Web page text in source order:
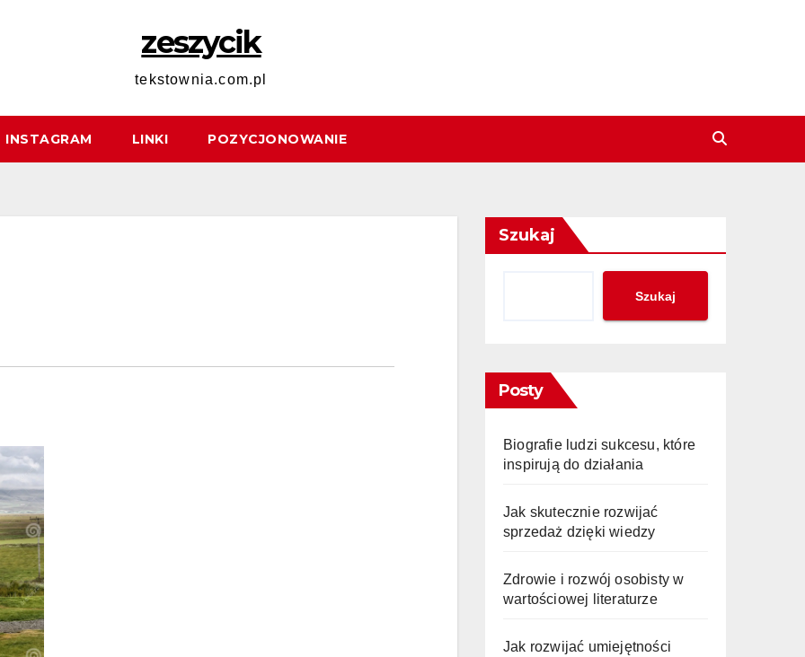
zeszycik
tekstownia.com.pl
INSTAGRAM LINKI POZYCJONOWANIE
Szukaj
Szukaj
Posty
Biografie ludzi sukcesu, które
inspirują do działania
Jak skutecznie rozwijać
sprzedaż dzięki wiedzy
Zdrowie i rozwój osobisty w
wartościowej literaturze
Jak rozwijać umiejętności